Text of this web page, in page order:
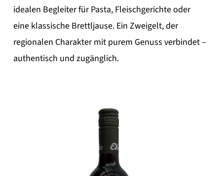
idealen Begleiter für Pasta, Fleischgerichte oder
eine klassische Brettljause. Ein Zweigelt, der
regionalen Charakter mit purem Genuss verbindet –
authentisch und zugänglich.